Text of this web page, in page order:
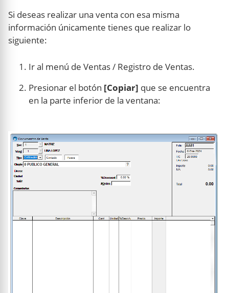
Si deseas realizar una venta con esa misma
información únicamente tienes que realizar lo
siguiente:
Ir al menú de Ventas / Registro de Ventas.
Presionar el botón [Copiar] que se encuentra
en la parte inferior de la ventana: